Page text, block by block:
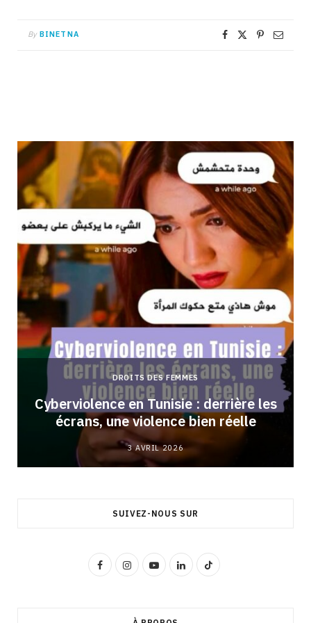
By BINETNA
DROITS DES FEMMES
Cyberviolence en Tunisie : derrière les
écrans, une violence bien réelle
3 AVRIL 2026
SUIVEZ-NOUS SUR
F
I
Y
L
T